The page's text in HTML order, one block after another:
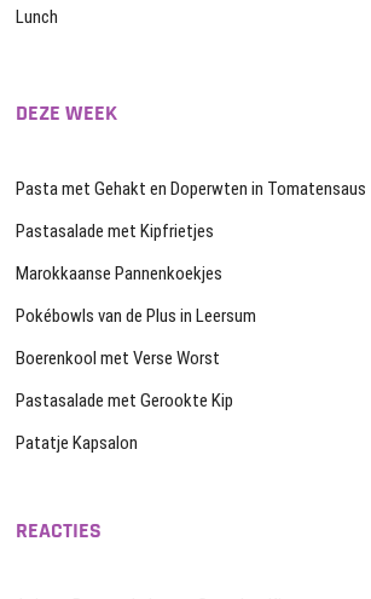
Lunch
DEZE WEEK
Pasta met Gehakt en Doperwten in Tomatensaus
Pastasalade met Kipfrietjes
Marokkaanse Pannenkoekjes
Pokébowls van de Plus in Leersum
Boerenkool met Verse Worst
Pastasalade met Gerookte Kip
Patatje Kapsalon
REACTIES